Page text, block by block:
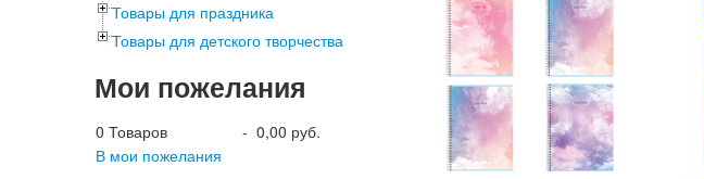
Товары для праздника
Товары для детского творчества
Мои пожелания
0 Товаров - 0,00 руб.
В мои пожелания